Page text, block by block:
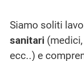
Siamo soliti
sanitari
ecc..) e